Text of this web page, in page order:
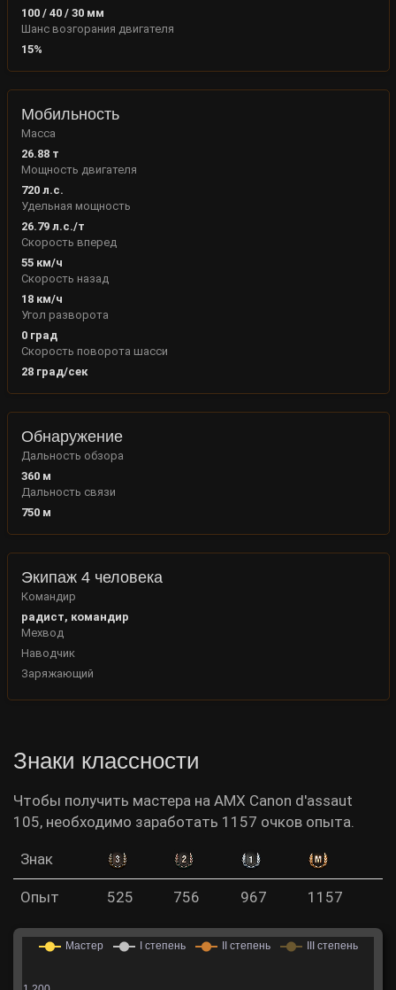
100/ 40/ 30мм
Шанс возгорания двигателя
15%
Мобильность
Масса
26.88т
Мощность двигателя
720л.с.
Удельная мощность
26.79л.с./т
Скорость вперед
55км/ч
Скорость назад
18км/ч
Угол разворота
0град
Скорость поворота шасси
28град/сек
Обнаружение
Дальность обзора
360м
Дальность связи
750м
Экипаж 4 человека
Командир
радист, командир
Мехвод
Наводчик
Заряжающий
Знаки классности
Чтобы получить мастера на AMX Canon d'assaut
105, необходимо заработать 1157 очков опыта.
Знак
Опыт 525 756 967 1157